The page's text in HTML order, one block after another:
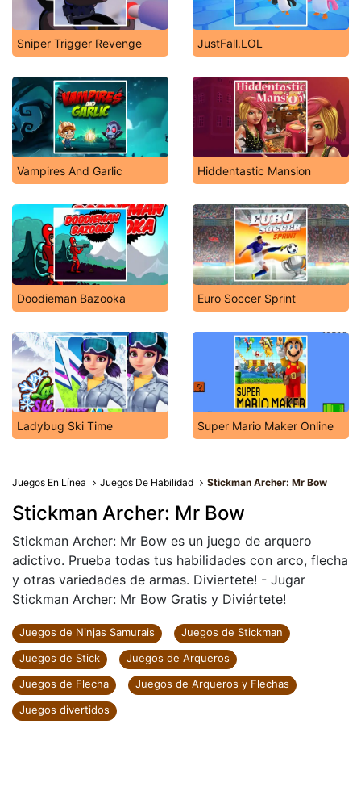
Sniper Trigger Revenge JustFall.LOL
Vampires And Garlic Hiddentastic Mansion
Doodieman Bazooka Euro Soccer Sprint
Ladybug Ski Time Super Mario Maker Online
Juegos En Línea Juegos De Habilidad Stickman Archer: Mr Bow
Stickman Archer: Mr Bow
Stickman Archer: Mr Bow es un juego de arquero
adictivo. Prueba todas tus habilidades con arco, flecha
y otras variedades de armas. Diviertete! - Jugar
Stickman Archer: Mr Bow Gratis y Diviértete!
Juegos de Ninjas Samurais
Juegos de Stickman
Juegos de Stick
Juegos de Arqueros
Juegos de Flecha
Juegos de Arqueros y Flechas
Juegos divertidos